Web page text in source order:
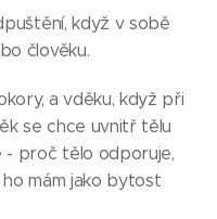
když v sobě
člověku.
a vděku, když při
se chce uvnitř tělu
- proč tělo odporuje,
mám jako bytost